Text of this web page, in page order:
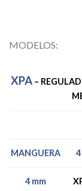
MODELOS:
XPA–
MANGUERA
4 mm